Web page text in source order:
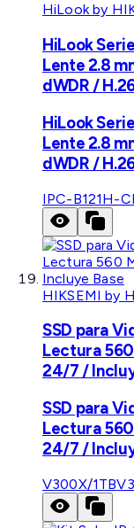
HiLook by
HiLook
Lente 2.8
dWDR /
HiLook
Lente 2.8
dWDR /
IPC-B121H-C
HIKSEMI by
SSD para
Lectura
24/7 /
SSD para
Lectura
24/7 /
V300X/1TB